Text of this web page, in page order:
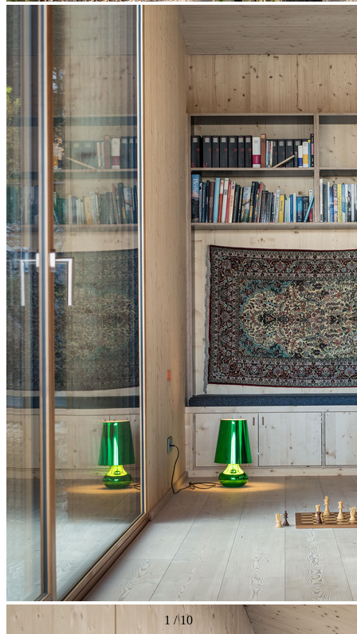
1 /10